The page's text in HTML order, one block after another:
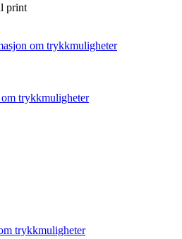
print
om trykkmuligheter
trykkmuligheter
trykkmuligheter